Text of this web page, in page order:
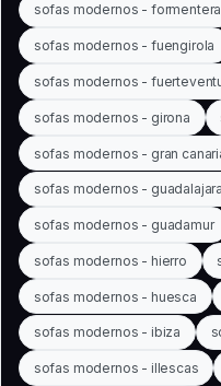
sofas modernos - formentera
sofas modernos - fuengirola
sofas modernos -
sofas modernos - girona
sofas modernos - gran
sofas modernos - guadalajara
sofas modernos - guadamur
sofas modernos - hierro
sofas modernos - huesca
sofas modernos - ibiza
sofas modernos - illescas